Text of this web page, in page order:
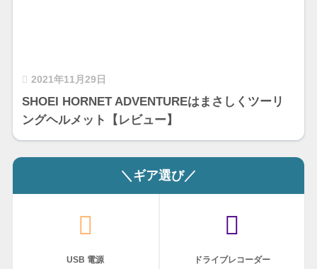
2021年11月29日
SHOEI HORNET ADVENTUREはまさしくツーリ
ングヘルメット【レビュー】
＼ギア選び／
USB 電源 ドライブレコーダー